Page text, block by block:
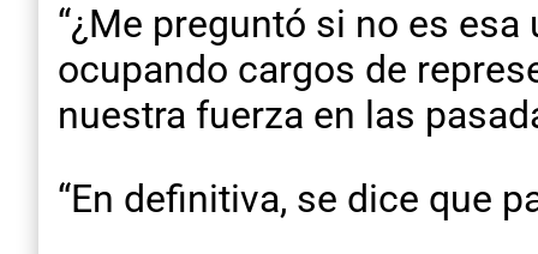
“¿Me preguntó si no es
ocupando cargos de
nuestra fuerza en las
“En definitiva, se dice que